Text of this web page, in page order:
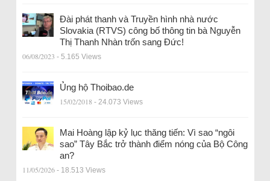
Đài phát thanh và Truyền hình nhà nước
Slovakia (RTVS) công bố thông tin bà Nguyễn
Thị Thanh Nhàn trốn sang Đức!
06/08/2023 - 5.165 Views
Ủng hộ Thoibao.de
15/02/2018 - 24.073 Views
Mai Hoàng lập kỷ lục thăng tiến: Vì sao “ngôi
sao” Tây Bắc trở thành điểm nóng của Bộ Công
an?
11/05/2026 - 18.513 Views